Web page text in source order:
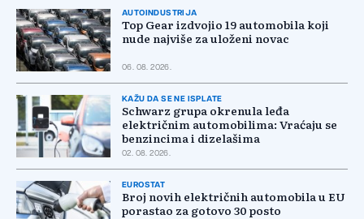
AUTOINDUSTRIJA
Top Gear izdvojio 19 automobila koji
nude najviše za uloženi novac
06. 08. 2026.
KAŽU DA SE NE ISPLATE
Schwarz grupa okrenula leđa
električnim automobilima: Vraćaju se
benzincima i dizelašima
02. 08. 2026.
EUROSTAT
Broj novih električnih automobila u EU
porastao za gotovo 30 posto